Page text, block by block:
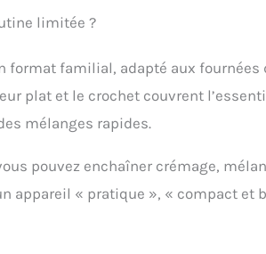
limitée ?
format familial, adapté aux fournées
plat et le crochet couvrent
mélanges rapides.
pouvez enchaîner crémage,
« pratique », « compact et